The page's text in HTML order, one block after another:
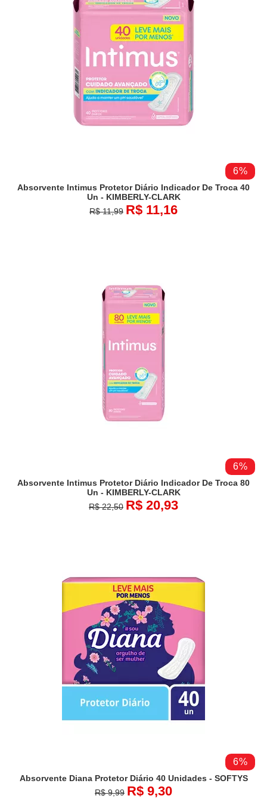
6%
Absorvente Intimus Protetor Diário Indicador De Troca 40
Un - KIMBERLY-CLARK
R$ 11,99 R$ 11,16
6%
Absorvente Intimus Protetor Diário Indicador De Troca 80
Un - KIMBERLY-CLARK
R$ 22,50 R$ 20,93
6%
Absorvente Diana Protetor Diário 40 Unidades - SOFTYS
R$ 9,99 R$ 9,30